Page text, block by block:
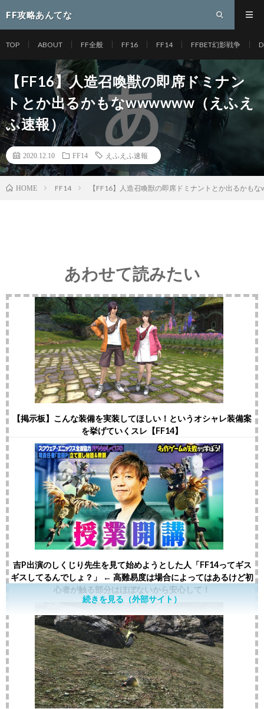
FF攻略あんてな
TOP ABOUT FF全般 FF16 FF14 FFBET幻影戦争
【FF16】人造召喚獣の即席ドミナン
トとか出るかもなwwwwww（えふえ
ふ速報）
2020.12.10 FF14 えふえふ速報
HOME FF14 【FF16】人造召喚獣の即席ドミナントとか出るかも
あわせて読みたい
【掲示板】こんな装備を実装してほしい！というオシャレ装備案
を挙げていくスレ【FF14】
吉P出演のしくじり先生を見て始めようとした人「FF14ってギス
ギスしてるんでしょ？」 ← 高難易度は場合によってはあるけど初
心者が触る部分はほぼないから安心して！
続きを見る（外部サイト）